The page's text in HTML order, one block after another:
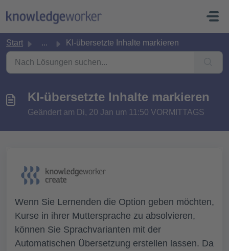
Start ... KI-übersetzte Inhalte markieren
KI-übersetzte Inhalte markieren
Geändert am Di, 20 Jan um 11:50 VORMITTAGS
Wenn Sie Lernenden die Option geben möchten,
Kurse in ihrer Muttersprache zu absolvieren,
können Sie Sprachvarianten mit der
Automatischen Übersetzung erstellen lassen. Da